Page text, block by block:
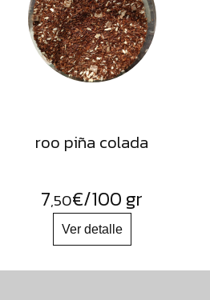
roo piña colada
7,50€/100 gr